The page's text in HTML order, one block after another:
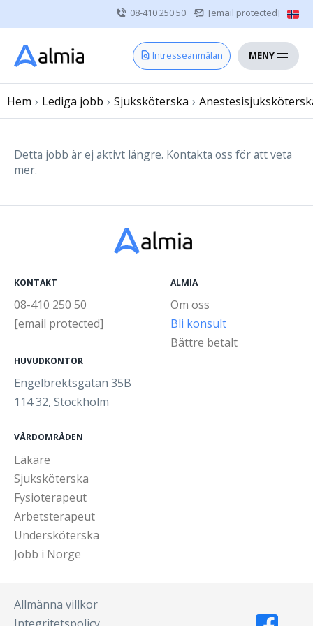
08-410 250 50 [email protected]
Intresseanmälan MENY
Hem
Vårdgivare
Om oss
Sjuksköterska
Läkare
Hem › Lediga jobb › Sjuksköterska ›
Detta jobb är ej aktivt längre. Kontakta oss för att veta
mer.
KONTAKT
08-410 250 50
[email protected]
HUVUDKONTOR
Engelbrektsgatan 35B
114 32, Stockholm
ALMIA
Om oss
Bli konsult
Bättre betalt
VÅRDOMRÅDEN
Läkare
Sjuksköterska
Fysioterapeut
Arbetsterapeut
Undersköterska
Jobb i Norge
Allmänna villkor
Integritetspolicy